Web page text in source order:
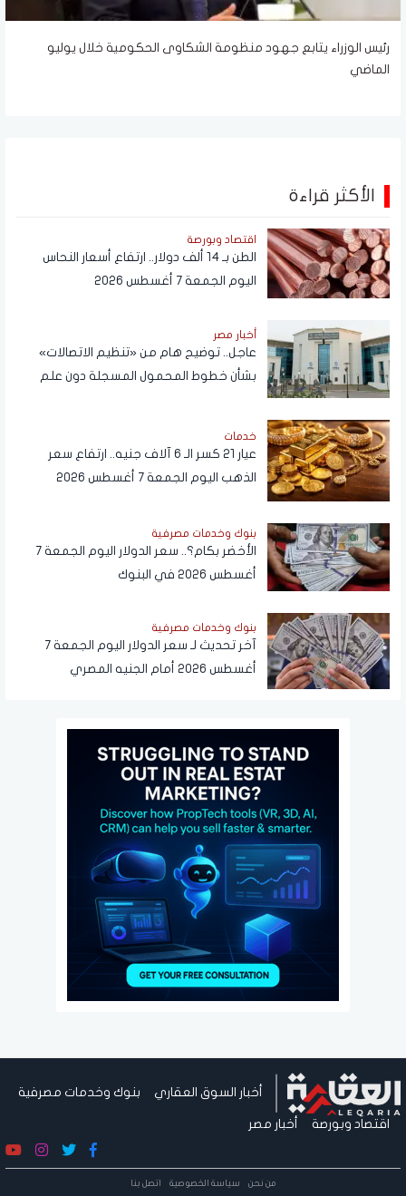
رئيس الوزراء يتابع جهود منظومة الشكاوى الحكومية خلال يوليو
الماضي
الأكثر قراءة
اقتصاد وبورصة
الطن بـ 14 ألف دولار.. ارتفاع أسعار النحاس
اليوم الجمعة 7 أغسطس 2026
أخبار مصر
عاجل.. توضيح هام من «تنظيم الاتصالات»
بشأن خطوط المحمول المسجلة دون علم
خدمات
عيار 21 كسر الـ 6 آلاف جنيه.. ارتفاع سعر
الذهب اليوم الجمعة 7 أغسطس 2026
بنوك وخدمات مصرفية
الأخضر بكام؟.. سعر الدولار اليوم الجمعة 7
أغسطس 2026 في البنوك
بنوك وخدمات مصرفية
آخر تحديث لـ سعر الدولار اليوم الجمعة 7
أغسطس 2026 أمام الجنيه المصري
أخبار السوق العقاري بنوك وخدمات مصرفية
اقتصاد وبورصة أخبار مصر
من نحن سياسة الخصوصية اتصل بنا